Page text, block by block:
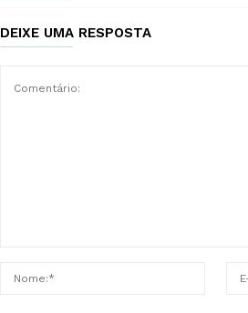
DEIXE UMA RESPOSTA